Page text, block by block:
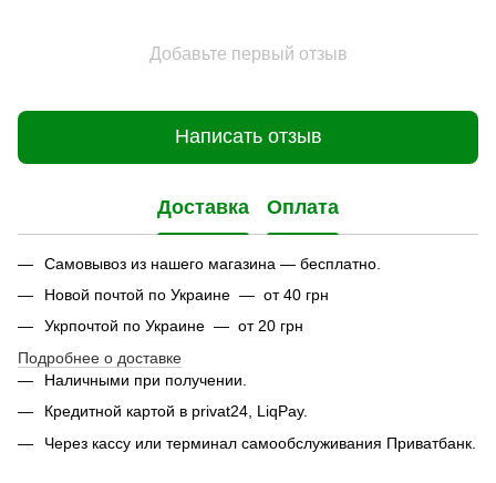
Добавьте первый отзыв
Написать отзыв
Доставка Оплата
Самовывоз из нашего магазина — бесплатно.
Новой почтой по Украине — от 40 грн
Укрпочтой по Украине — от 20 грн
Подробнее о доставке
Наличными при получении.
Кредитной картой в privat24, LiqPay.
Через кассу или терминал самообслуживания Приватбанк.